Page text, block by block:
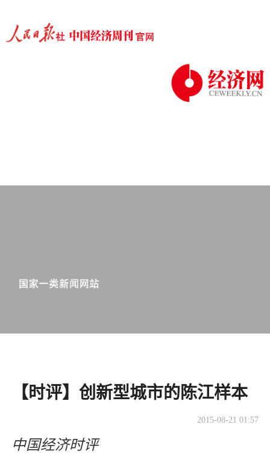
【时评】创新型城市的陈江样本
2015-08-21 01:57
中国经济时评